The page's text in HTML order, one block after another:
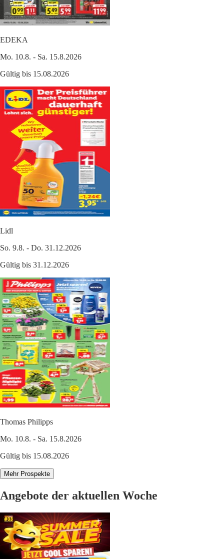
EDEKA
Mo. 10.8. - Sa. 15.8.2026
Gültig bis 15.08.2026
Lidl
So. 9.8. - Do. 31.12.2026
Gültig bis 31.12.2026
Thomas Philipps
Mo. 10.8. - Sa. 15.8.2026
Gültig bis 15.08.2026
Mehr Prospekte
Angebote der aktuellen Woche